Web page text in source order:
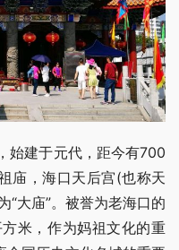
始建于元代，距今有700
庙，海口天后宫(也称天
“大庙”。被誉为老海口的
米，作为妈祖文化的重